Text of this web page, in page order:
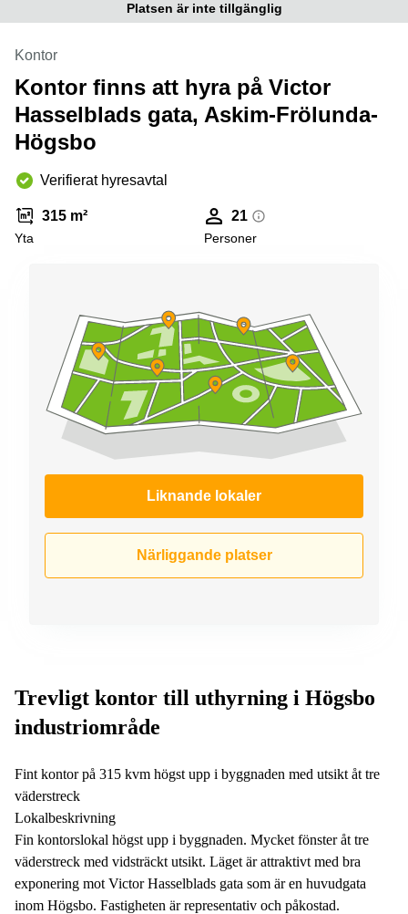
Platsen är inte tillgänglig
Kontor
Kontor finns att hyra på Victor
Hasselblads gata, Askim-Frölunda-
Högsbo
Verifierat hyresavtal
315 m²
Yta
21
Personer
Liknande lokaler
Närliggande platser
Trevligt kontor till uthyrning i Högsbo
industriområde
Fint kontor på 315 kvm högst upp i byggnaden med utsikt åt tre
väderstreck
Lokalbeskrivning
Fin kontorslokal högst upp i byggnaden. Mycket fönster åt tre
väderstreck med vidsträckt utsikt. Läget är attraktivt med bra
exponering mot Victor Hasselblads gata som är en huvudgata
inom Högsbo. Fastigheten är representativ och påkostad.